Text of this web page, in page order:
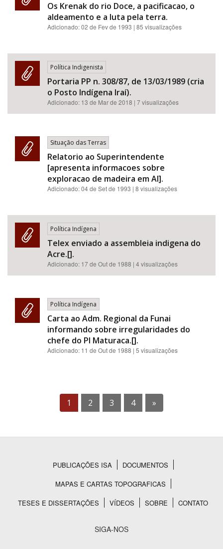
Os Krenak do rio Doce, a pacificacao, o
aldeamento e a luta pela terra.
Adicionado:02 de Fev de 1993 | 85 visualizações
Política Indigenista
Portaria PP n. 308/87, de 13/03/1989 (cria
o Posto Indígena Iraí).
Adicionado: 13 de Mar de 2018 | 7 visualizações
Situação das Terras
Relatorio ao Superintendente
[apresenta informacoes sobre
exploracao de madeira em AI].
Adicionado:04 de Set de 1993 | 8 visualizações
Política Indígena
Telex enviado a assembleia indigena do
Acre.[].
Adicionado: 17 de Out de 1988 | 4 visualizações
Política Indígena
Carta ao Adm. Regional da Funai
informando sobre irregularidades do
chefe do PI Maturaca.[].
Adicionado: 11 de Out de 1988 | 5 visualizações
1 2 3 4 »
Rodapé
PUBLICAÇÕES ISA
DOCUMENTOS
MAPAS E CARTAS TOPOGRAFICAS
TESES E DISSERTAÇÕES
VÍDEOS SOBRE CONTATO
SIGA-NOS